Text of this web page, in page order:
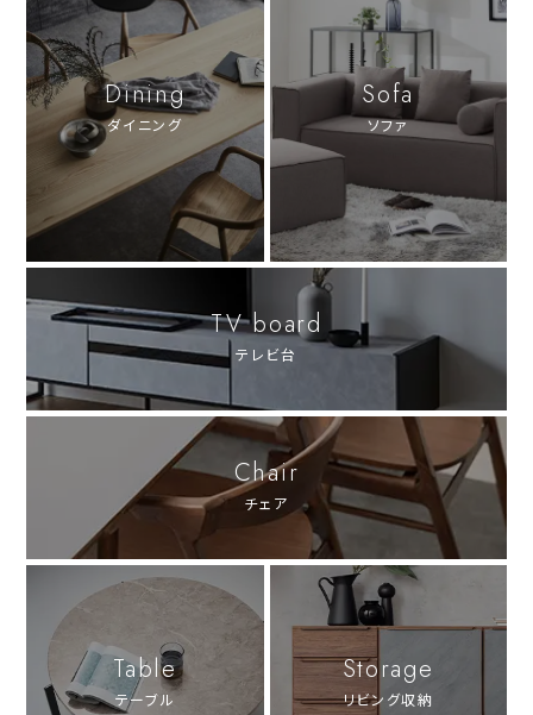
Dining
ダイニング
Sofa
ソファ
TV board
テレビ台
Chair
チェア
Table
テーブル
Storage
リビング収納